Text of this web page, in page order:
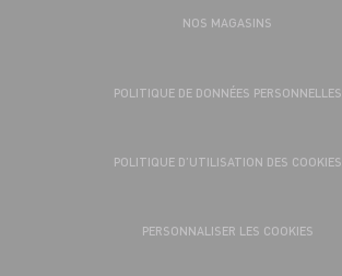
NOS MAGASINS
POLITIQUE DE DONNÉES PERSONNELLES
POLITIQUE D’UTILISATION DES COOKIES
PERSONNALISER LES COOKIES